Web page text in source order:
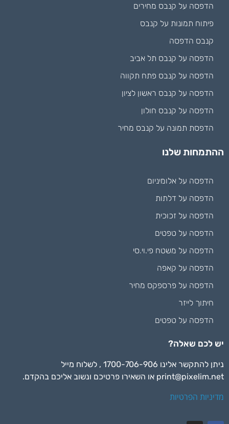
הדפסה על קנבס מחירים
פיתוח תמונות על קנבס
קנבס הדפסה
הדפסה על קנבס תל אביב
הדפסה על קנבס פתח תקווה
הדפסה על קנבס ראשון לציון
הדפסה על קנבס חולון
הדפסת תמונה על קנבס מחיר
ההתמחות שלנו
הדפסה על אלומיניום
הדפסה על דלתות
הדפסה על זכוכית
הדפסה על טפטים
הדפסה על משטח פי.וי.סי
הדפסה על קאפה
הדפסה על פרספקס מחיר
חיתוך לייזר
הדפסה על טפטים
יש לכם שאלה?
ניתן להתקשר אלינו 1700-706-906 , לשלוח מייל
print@pixelim.net או השאירו פרטיכם ונשוב אליכם בהקדם.
מדיניות הפרטיות